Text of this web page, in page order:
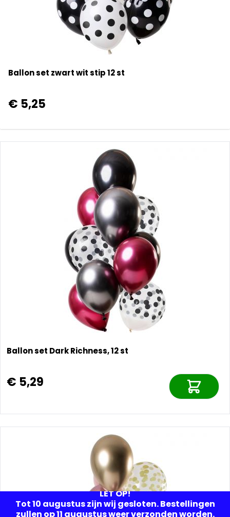
LET OP!
Tot 10 augustus zijn wij gesloten. Bestellingen
zullen op 11 augustus weer verzonden worden.
Ballon set zwart wit stip 12 st
€ 5,25
Ballon set Dark Richness, 12 st
€ 5,29